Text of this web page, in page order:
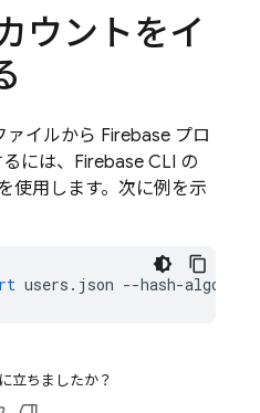
ウントをイ
イルから Firebase プロ
には、Firebase CLI の
使用します。次に例を示
users . json --hash-algo
立ちましたか？